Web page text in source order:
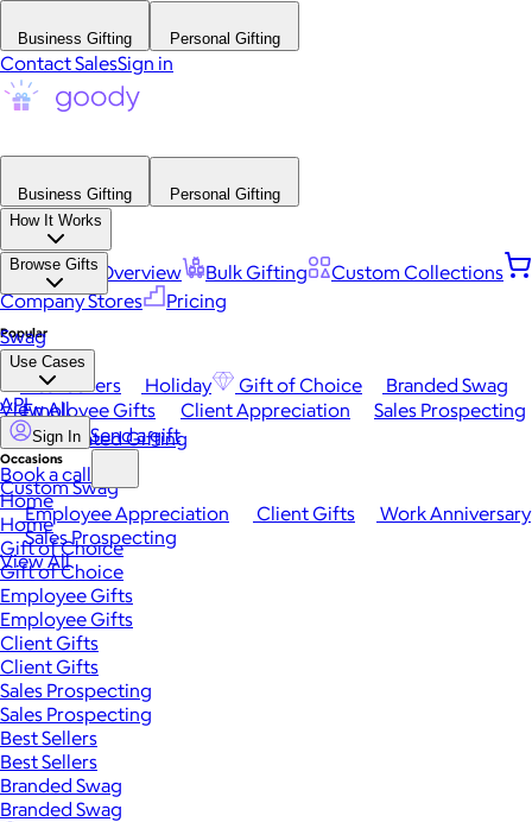
Business Gifting Personal Gifting
Contact SalesSign in
Business Gifting
Personal Gifting
How It Works
Platform Overview Bulk Gifting
Custom Collections
Company Stores
Pricing
Browse Gifts
Popular
Best Sellers Holiday Gift of Choice
Branded Swag
View All
Occasions
Employee Appreciation Client Gifts
Work Anniversary
Sales Prospecting
View All
Swag
Use Cases
Employee Gifts Client Appreciation
Sales Prospecting
Automated Gifting
Custom Swag
API
Sign In Send a gift
Book a call
Home
Home
Gift of Choice
Gift of Choice
Employee Gifts
Employee Gifts
Client Gifts
Client Gifts
Sales Prospecting
Sales Prospecting
Best Sellers
Best Sellers
Branded Swag
Branded Swag